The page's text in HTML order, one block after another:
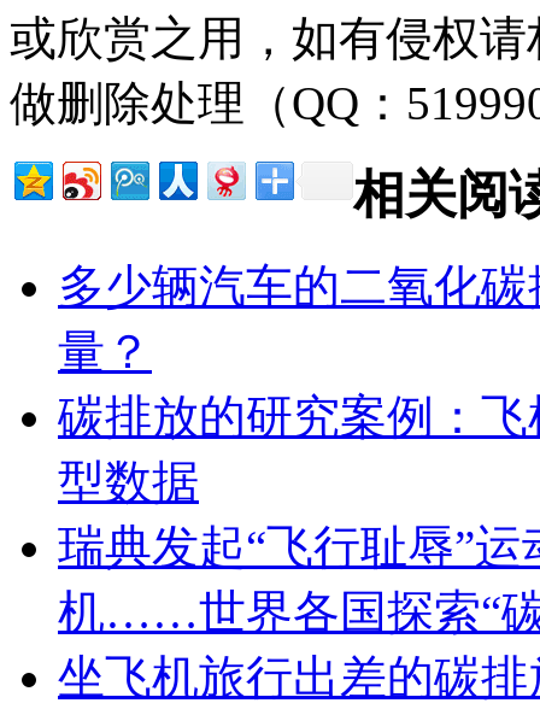
或欣赏之用，如有侵权
做删除处理（QQ：
相关阅
多少辆汽车的二氧化
量？
碳排放的研究案例：
型数据
瑞典发起“飞行耻辱”
机……世界各国探索“
坐飞机旅行出差的碳